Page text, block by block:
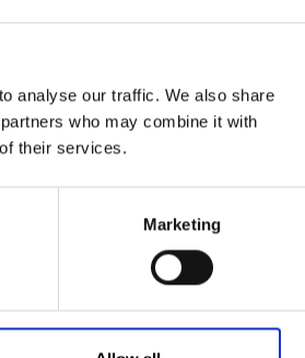
analyse our traffic. We also share
who may combine it with
their services.
Marketing